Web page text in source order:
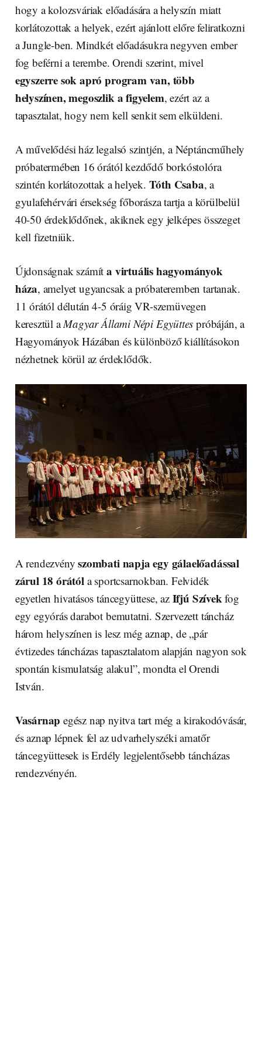
hogy a kolozsváriak előadására a helyszín miatt
korlátozottak a helyek, ezért ajánlott előre feliratkozni
a Jungle-ben. Mindkét előadásukra negyven ember
fog beférni a terembe. Orendi szerint, mivel
egyszerre sok apró program van, több
helyszínen, megoszlik a figyelem, ezért az a
tapasztalat, hogy nem kell senkit sem elküldeni.
A művelődési ház legalsó szintjén, a Néptáncműhely
próbatermében 16 órától kezdődő borkóstolóra
szintén korlátozottak a helyek. Tóth Csaba, a
gyulafehérvári érsekség főborásza tartja a körülbelül
40-50 érdeklődőnek, akiknek egy jelképes összeget
kell fizetniük.
Újdonságnak számíta virtuális hagyományok
háza, amelyet ugyancsak a próbateremben tartanak.
11 órától délután 4-5 óráig VR-szemüvegen
keresztül aMagyar Állami Népi Együttes próbáján, a
Hagyományok Házában és különböző kiállításokon
nézhetnek körül az érdeklődők.
A rendezvény szombati napja egy gálaelőadással
zárul 18 órátóla sportcsarnokban. Felvidék
egyetlen hivatásos táncegyüttese, az Ifjú Szívekfog
egy egyórás darabot bemutatni. Szervezett táncház
három helyszínen is lesz még aznap, de „pár
évtizedes táncházas tapasztalatom alapján nagyon sok
spontán kismulatság alakul”, mondta el Orendi
István.
Vasárnap egész nap nyitva tart még a kirakodóvásár,
és aznap lépnek fel az udvarhelyszéki amatőr
táncegyüttesek is Erdély legjelentősebb táncházas
rendezvényén.